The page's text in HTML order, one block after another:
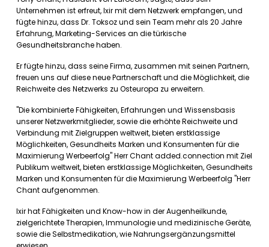
Unternehmen ist erfreut, Ixir mit dem Netzwerk empfangen, und
fügte hinzu, dass Dr. Toksoz und sein Team mehr als 20 Jahre
Erfahrung, Marketing-Services an die türkische
Gesundheitsbranche haben.
Er fügte hinzu, dass seine Firma, zusammen mit seinen Partnern,
freuen uns auf diese neue Partnerschaft und die Möglichkeit, die
Reichweite des Netzwerks zu Osteuropa zu erweitern.
"Die kombinierte Fähigkeiten, Erfahrungen und Wissensbasis
unserer Netzwerkmitglieder, sowie die erhöhte Reichweite und
Verbindung mit Zielgruppen weltweit, bieten erstklassige
Möglichkeiten, Gesundheits Marken und Konsumenten für die
Maximierung Werbeerfolg" Herr Chant added.connection mit Ziel
Publikum weltweit, bieten erstklassige Möglichkeiten, Gesundheits
Marken und Konsumenten für die Maximierung Werbeerfolg "Herr
Chant aufgenommen.
Ixir hat Fähigkeiten und Know-how in der Augenheilkunde,
zielgerichtete Therapien, Immunologie und medizinische Geräte,
sowie die Selbstmedikation, wie Nahrungsergänzungsmittel